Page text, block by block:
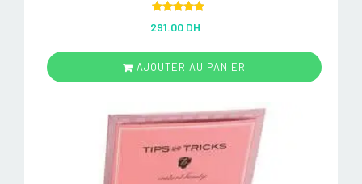
out of 5
291.00 DH
AJOUTER AU PANIER